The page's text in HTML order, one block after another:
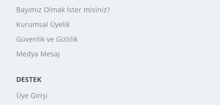
Bayimiz Olmak İster misiniz?
Kurumsal Üyelik
Güvenlik ve Gizlilik
Medya Mesaj
DESTEK
Üye Girişi